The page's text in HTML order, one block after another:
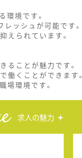
境です。
ッシュが可能です。
えられています。
ることが魅力です。
働くことができます。
場環境です。
求人の魅力